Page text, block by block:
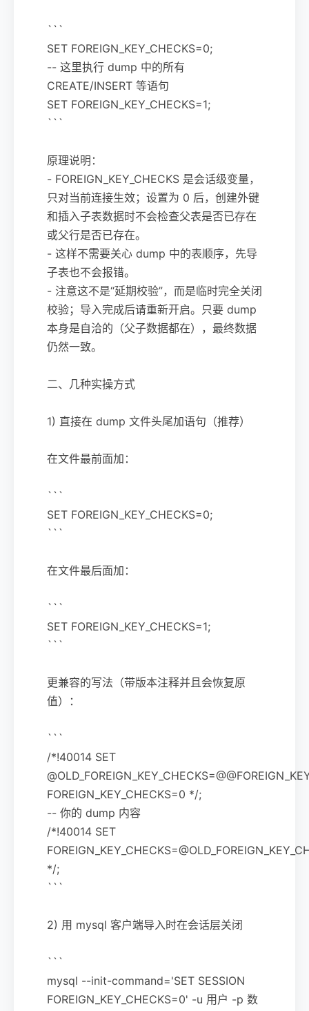
```
SET FOREIGN_KEY_CHECKS=0;
-- 这里执行 dump 中的所有
CREATE/INSERT 等语句
SET FOREIGN_KEY_CHECKS=1;
```
原理说明：
- FOREIGN_KEY_CHECKS 是会话级变量，
只对当前连接生效；设置为 0 后，创建外键
和插入子表数据时不会检查父表是否已存在
或父行是否已存在。
- 这样不需要关心 dump 中的表顺序，先导
子表也不会报错。
- 注意这不是“延期校验”，而是临时完全关闭
校验；导入完成后请重新开启。只要 dump
本身是自洽的（父子数据都在），最终数据
仍然一致。
二、几种实操方式
1) 直接在 dump 文件头尾加语句（推荐）
在文件最前面加：
```
SET FOREIGN_KEY_CHECKS=0;
```
在文件最后面加：
```
SET FOREIGN_KEY_CHECKS=1;
```
更兼容的写法（带版本注释并且会恢复原
值）：
```
/*!40014 SET
FOREIGN_KEY_CHECKS=0 */;
-- 你的 dump 内容
/*!40014 SET
*/;
```
2) 用 mysql 客户端导入时在会话层关闭
```
mysql --init-command='SET SESSION
FOREIGN_KEY_CHECKS=0' -u 用户 -p 数